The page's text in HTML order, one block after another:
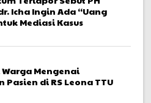
Icha Ingin Ada “Uang
Mediasi Kasus
Mengenai
Pasien di RS Leona TTU